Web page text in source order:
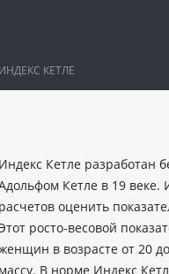
ИНДЕКС КЕТЛЕ
Индекс Кетле разработан
Кетле в 19 веке.
расчетов оценить
росто-весовой
в возрасте от 20
массу. В норме Индекс